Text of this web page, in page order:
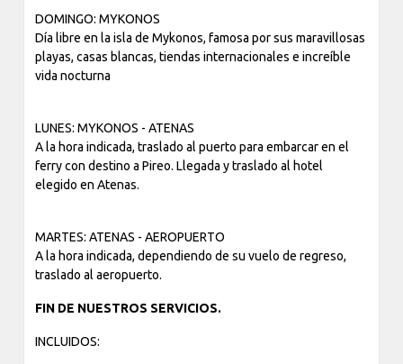
DOMINGO: MYKONOS
Día libre en la isla de Mykonos, famosa por sus maravillosas
playas, casas blancas, tiendas internacionales e increíble
vida nocturna
LUNES: MYKONOS - ATENAS
A la hora indicada, traslado al puerto para embarcar en el
ferry con destino a Pireo. Llegada y traslado al hotel
elegido en Atenas.
MARTES: ATENAS - AEROPUERTO
A la hora indicada, dependiendo de su vuelo de regreso,
traslado al aeropuerto.
FIN DE NUESTROS SERVICIOS.
INCLUIDOS: